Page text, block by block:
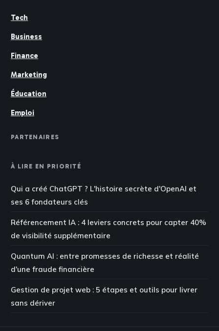
Tech
Business
Finance
Marketing
Éducation
Emploi
PARTENAIRES
À LIRE EN PRIORITÉ
Qui a créé ChatGPT ? L'histoire secrète d'OpenAI et
ses 6 fondateurs clés
Référencement IA : 4 leviers concrets pour capter 40%
de visibilité supplémentaire
Quantum AI : entre promesses de richesse et réalité
d'une fraude financière
Gestion de projet web : 5 étapes et outils pour livrer
sans dériver